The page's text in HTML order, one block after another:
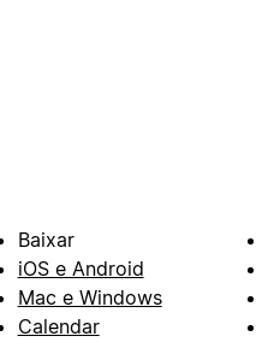
Baixar
iOS e Android
Mac e Windows
Calendar